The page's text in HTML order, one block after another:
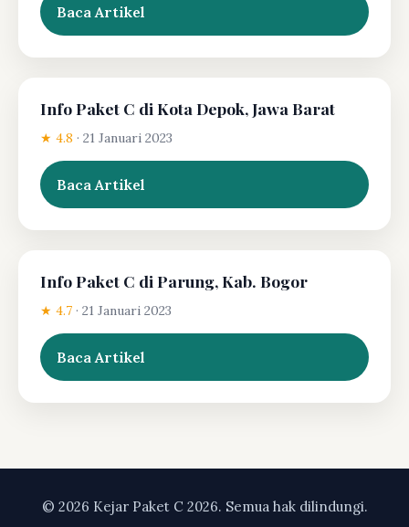
Baca Artikel
Info Paket C di Kota Depok, Jawa Barat
★ 4.8 · 21 Januari 2023
Baca Artikel
Info Paket C di Parung, Kab. Bogor
★ 4.7 · 21 Januari 2023
Baca Artikel
© 2026 Kejar Paket C 2026. Semua hak dilindungi.